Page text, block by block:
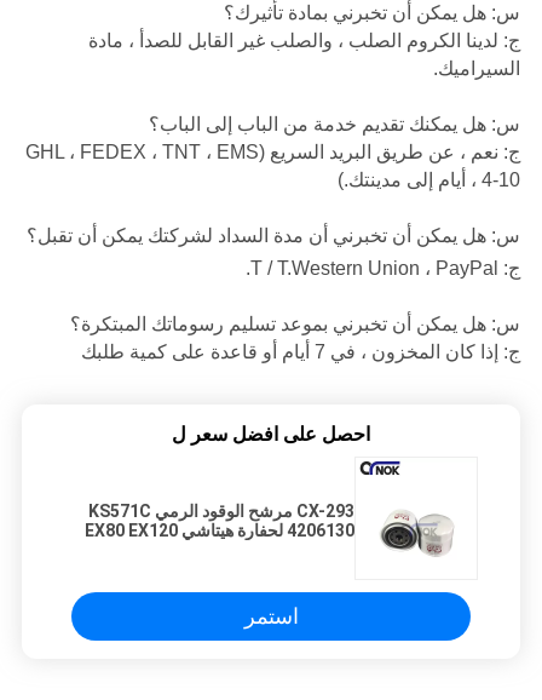
س: هل يمكن أن تخبرني بمادة تأثيرك؟
ج: لدينا الكروم الصلب ، والصلب غير القابل للصدأ ، مادة
السيراميك.
س: هل يمكنك تقديم خدمة من الباب إلى الباب؟
ج: نعم ، عن طريق البريد السريع (GHL ، FEDEX ، TNT ، EMS
، 4-10 أيام إلى مدينتك.)
س: هل يمكن أن تخبرني أن مدة السداد لشركتك يمكن أن تقبل؟
ج: T / T.Western Union ، PayPal.
س: هل يمكن أن تخبرني بموعد تسليم رسوماتك المبتكرة؟
ج: إذا كان المخزون ، في 7 أيام أو قاعدة على كمية طلبك
احصل على افضل سعر ل
CX-293 مرشح الوقود الرمي KS571C
4206130 لحفارة هيتاشي EX80 EX120
استمر